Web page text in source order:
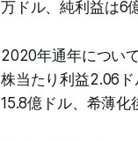
万ドル、純利益は6
2020年通年につい
株当たり利益2.06
15.8億ドル、希薄化